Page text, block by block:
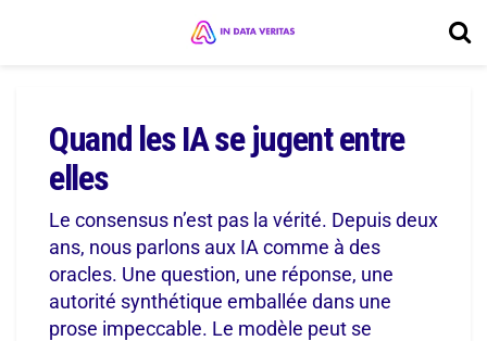
Quand les IA se jugent entre
elles
Le consensus n’est pas la vérité. Depuis deux
ans, nous parlons aux IA comme à des
oracles. Une question, une réponse, une
autorité synthétique emballée dans une
prose impeccable. Le modèle peut se